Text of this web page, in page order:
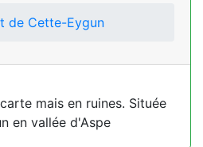
de Cette-Eygun
mais en ruines. Située
en vallée d'Aspe